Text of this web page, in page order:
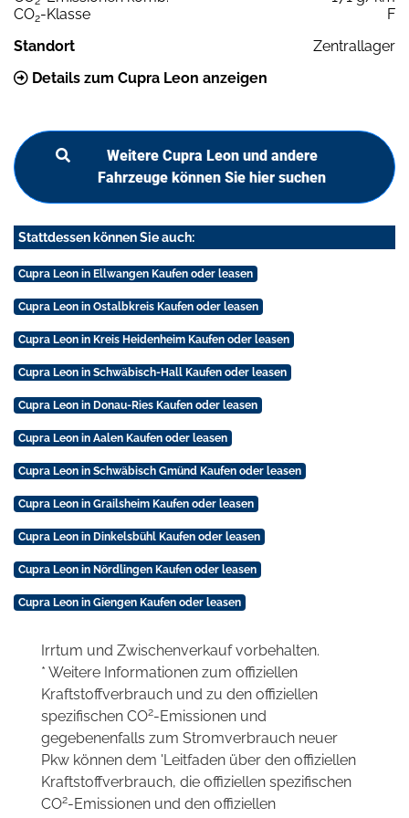
CO2-Klasse
F
Standort
Zentrallager
Details zum Cupra Leon anzeigen
Weitere Cupra Leon und andere
Fahrzeuge können Sie hier suchen
Stattdessen können Sie auch:
Cupra Leon in Ellwangen Kaufen oder leasen
Cupra Leon in Ostalbkreis Kaufen oder leasen
Cupra Leon in Kreis Heidenheim Kaufen oder leasen
Cupra Leon in Schwäbisch-Hall Kaufen oder leasen
Cupra Leon in Donau-Ries Kaufen oder leasen
Cupra Leon in Aalen Kaufen oder leasen
Cupra Leon in Schwäbisch Gmünd Kaufen oder leasen
Cupra Leon in Grailsheim Kaufen oder leasen
Cupra Leon in Dinkelsbühl Kaufen oder leasen
Cupra Leon in Nördlingen Kaufen oder leasen
Cupra Leon in Giengen Kaufen oder leasen
Irrtum und Zwischenverkauf vorbehalten.
* Weitere Informationen zum offiziellen
Kraftstoffverbrauch und zu den offiziellen
spezifischen CO2-Emissionen und
gegebenenfalls zum Stromverbrauch neuer
Pkw können dem 'Leitfaden über den offiziellen
Kraftstoffverbrauch, die offiziellen spezifischen
CO2-Emissionen und den offiziellen